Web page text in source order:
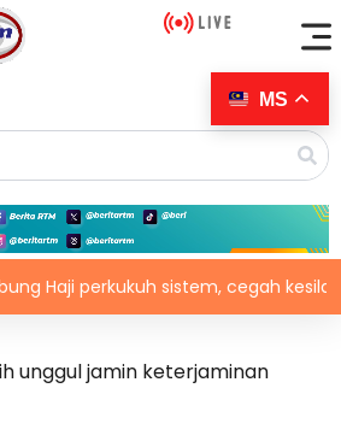
sistem, cegah kesilapan berulang
unggul jamin keterjaminan
MS